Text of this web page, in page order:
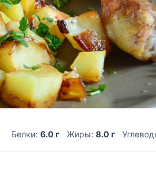
Белки: 6.0 г Жиры: 8.0 г